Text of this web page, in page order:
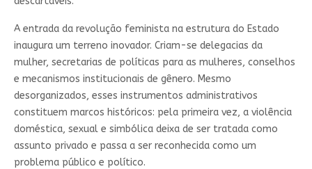
A entrada da revolução feminista na estrutura do Estado
inaugura um terreno inovador. Criam-se delegacias da
mulher, secretarias de políticas para as mulheres, conselhos
e mecanismos institucionais de gênero. Mesmo
desorganizados, esses instrumentos administrativos
constituem marcos históricos: pela primeira vez, a violência
doméstica, sexual e simbólica deixa de ser tratada como
assunto privado e passa a ser reconhecida como um
problema público e político.